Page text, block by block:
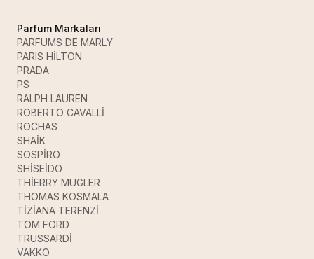
Parfüm Markaları
PARFUMS DE MARLY
PARIS HİLTON
PRADA
PS
RALPH LAUREN
ROBERTO CAVALLİ
ROCHAS
SHAİK
SOSPİRO
SHİSEİDO
THİERRY MUGLER
THOMAS KOSMALA
TİZİANA TERENZİ
TOM FORD
TRUSSARDİ
VAKKO